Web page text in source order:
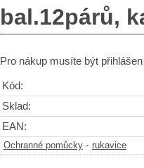
bal.12párů,
Pro nákup musíte být
Kód:
Sklad:
EAN:
Ochranné pomůcky - rukavice